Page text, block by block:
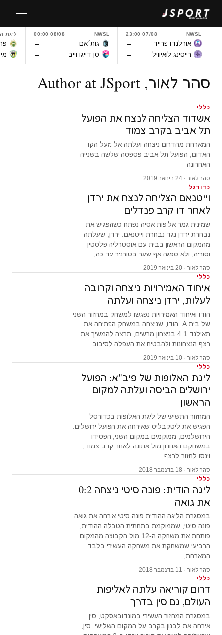
לתוכן
NWSL
07/08 23:00
אורלנדו פרייד –
רייסינג לואיוויל –
NWSL
08/08 00:00
גות׳אם –
סן דייגו וייב –
ליגת
סהר לאור, Author at JSport
כללי
אשדוד הצליחה לנצח את הפועל
תל אביב בקרב צמוד
המארחת מהדרום ניצחה ועלתה אל מעל הקו
האדום, הפועל תל אביב פספסה שלשה בשנייה
האחרונה
סהר לאור · 24 בינואר 2019
כדורגל
וייטנאם הצליחה לנצח את ירדן
לאחר דו קרב פנדלים
שמינית גמר אליפות אסיה נפתח כשהפגיש את
נבחרת ירדן נגד נבחרת וייטנאם. ירדן, שעלתה
מהמקום הראשון בבית עם אוסטרליה פלסטין
וסוריה, ולא ספגה אף שער בטורניר עד כה,…
סהר לאור · 20 בינואר 2019
כללי
איחוד האמירויות ניצחה וקרובה
לעלות, ירדן ניצחה ועלתה
הודו ואיחוד האמירויות נפגשו למשחק במחזור השני
של בית A. הודו, שניצחה במשחק הפתיחה את
תאילנד 4:1 בניצחון מרשים, תרצה להמשיך את
רצף הנצחונות ולהבטיח את העפלה לסיבוב…
סהר לאור · 10 בינואר 2019
כללי
ליגת האלופות של פיב"א: הפועל
ירושלים הביסה ועלתה למקום
הראשון
המחזור התשיעי של ליגת האלופות בכדורסל
הפגיש את ליטקבליס שאירחה את הפועל ירושלים.
הירושלמים, ממוקמים במקום השני, הפסידו
במשחקם האחרון מול אתונה לאחר קרב צמוד,
וינסו לחזור לרצף…
סהר לאור · 18 בדצמבר 2018
כללי
ליגה הודית: פונה סיטי ניצחה 0:2
את גואה
במסגרת הליגה ההודית פונה סיטי אירחה את גואה.
פונה סיטי, שממוקמת בתחתית הטבלה ההודית,
פותחת את משחקה ה-12 מול הקבוצה מהמקום
הרביעי שמשחקת את משחקה העשירי בלבד.
המארחת,…
סהר לאור · 11 בדצמבר 2018
כללי
דרום קוריאה עלתה לאליפות
העולם, גם סין בדרך
במסגרת המחזור העשירי במונדובאסקט, סין
אירחה את לבנון בקרב על המקום השלישי. סין,